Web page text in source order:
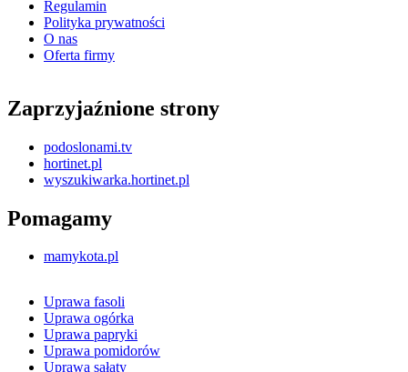
Regulamin
Polityka prywatności
O nas
Oferta firmy
Zaprzyjaźnione strony
podoslonami.tv
hortinet.pl
wyszukiwarka.hortinet.pl
Pomagamy
mamykota.pl
Uprawa fasoli
Uprawa ogórka
Uprawa papryki
Uprawa pomidorów
Uprawa sałaty